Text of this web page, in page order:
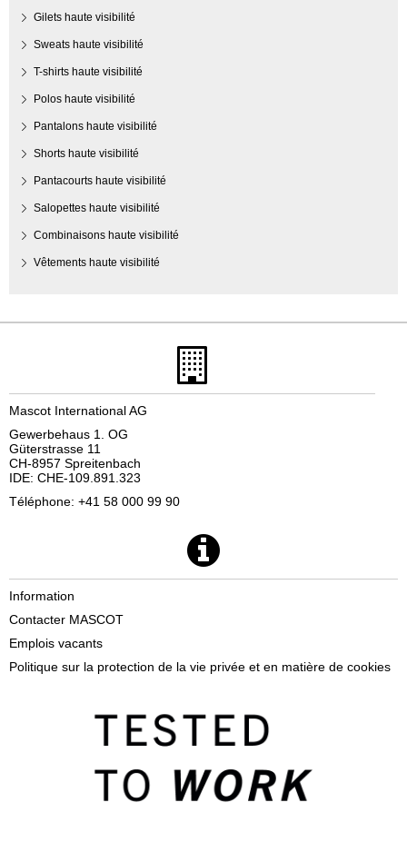
Gilets haute visibilité
Sweats haute visibilité
T-shirts haute visibilité
Polos haute visibilité
Pantalons haute visibilité
Shorts haute visibilité
Pantacourts haute visibilité
Salopettes haute visibilité
Combinaisons haute visibilité
Vêtements haute visibilité
Mascot International AG
Gewerbehaus 1. OG
Güterstrasse 11
CH-8957 Spreitenbach
IDE: CHE-109.891.323
Téléphone: +41 58 000 99 90
Information
Contacter MASCOT
Emplois vacants
Politique sur la protection de la vie privée et en matière de cookies